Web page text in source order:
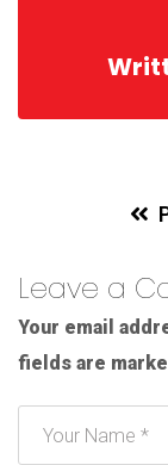
Leave a
Your email
fields are